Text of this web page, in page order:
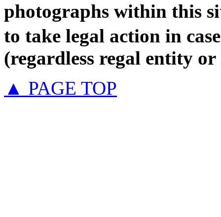
photographs within this
to take legal action in
(regardless regal entity
▲ PAGE TOP